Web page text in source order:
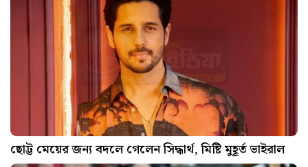
ছোট্ট মেয়ের জন্য বদলে গেলেন সিদ্ধার্থ, মিষ্টি মুহূর্ত ভাইরাল